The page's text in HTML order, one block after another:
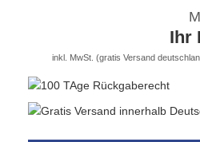
Ihr
inkl. MwSt. (gratis Versand